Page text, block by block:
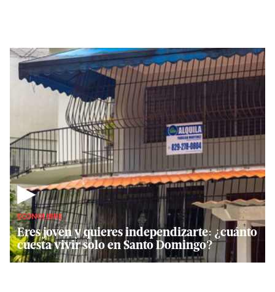
▶
ECONOLIBRE
Eres joven y quieres independizarte: ¿cuánto
cuesta vivir solo en Santo Domingo?